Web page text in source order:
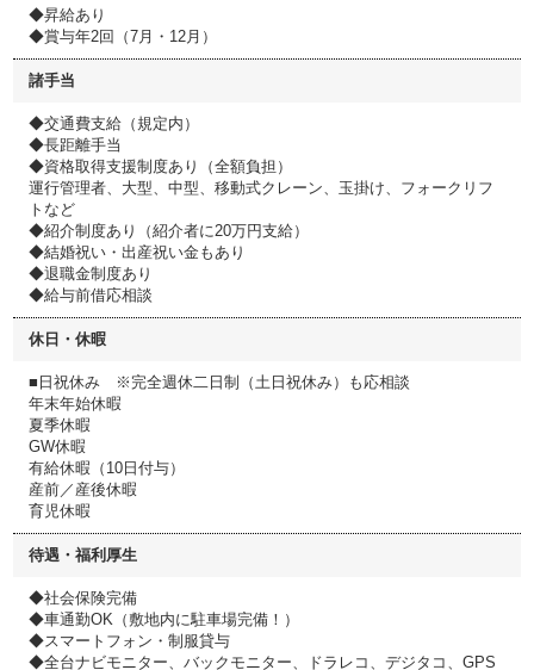
◆昇給あり
◆賞与年2回（7月・12月）
諸手当
◆交通費支給（規定内）
◆長距離手当
◆資格取得支援制度あり（全額負担）
運行管理者、大型、中型、移動式クレーン、玉掛け、フォークリフ
トなど
◆紹介制度あり（紹介者に20万円支給）
◆結婚祝い・出産祝い金もあり
◆退職金制度あり
◆給与前借応相談
休日・休暇
■日祝休み ※完全週休二日制（土日祝休み）も応相談
年末年始休暇
夏季休暇
GW休暇
有給休暇（10日付与）
産前／産後休暇
育児休暇
待遇・福利厚生
◆社会保険完備
◆車通勤OK（敷地内に駐車場完備！）
◆スマートフォン・制服貸与
◆全台ナビモニター、バックモニター、ドラレコ、デジタコ、GPS